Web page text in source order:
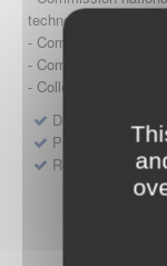
technologies de
- Commission
- Commission
- Collège HAS
Dépôt d'un
Protocoles
Rencontres